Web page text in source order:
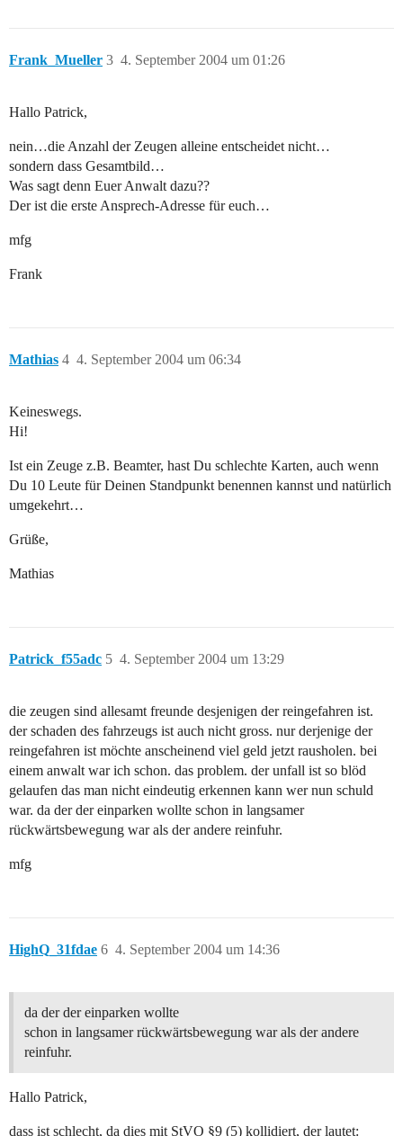
Frank_Mueller 4. September 2004 um 01:26
3
Hallo Patrick,
nein…die Anzahl der Zeugen alleine entscheidet nicht…
sondern dass Gesamtbild…
Was sagt denn Euer Anwalt dazu??
Der ist die erste Ansprech-Adresse für euch…
mfg
Frank
Mathias 4. September 2004 um 06:34
4
Keineswegs.
Hi!
Ist ein Zeuge z.B. Beamter, hast Du schlechte Karten, auch wenn
Du 10 Leute für Deinen Standpunkt benennen kannst und natürlich
umgekehrt…
Grüße,
Mathias
Patrick_f55adc 4. September 2004 um 13:29
5
die zeugen sind allesamt freunde desjenigen der reingefahren ist.
der schaden des fahrzeugs ist auch nicht gross. nur derjenige der
reingefahren ist möchte anscheinend viel geld jetzt rausholen. bei
einem anwalt war ich schon. das problem. der unfall ist so blöd
gelaufen das man nicht eindeutig erkennen kann wer nun schuld
war. da der der einparken wollte schon in langsamer
rückwärtsbewegung war als der andere reinfuhr.
mfg
HighQ_31fdae 4. September 2004 um 14:36
6
da der der einparken wollte
schon in langsamer rückwärtsbewegung war als der andere
reinfuhr.
Hallo Patrick,
dass ist schlecht, da dies mit StVO §9 (5) kollidiert, der lautet: